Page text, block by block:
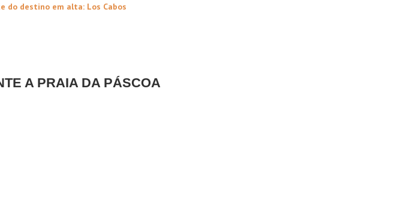
do destino em alta: Los Cabos
A PRAIA DA PÁSCOA